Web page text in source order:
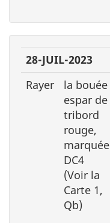
28-JUIL-2023
Rayer
la bouée
espar de
tribord
rouge,
marquée
DC4
(Voir la
Carte 1,
Qb)